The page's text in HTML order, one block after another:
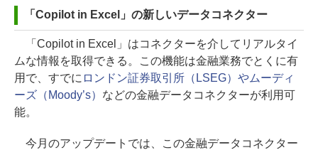
「Copilot in Excel」の新しいデータコネクター
「Copilot in Excel」はコネクターを介してリアルタイ
ムな情報を取得できる。この機能は金融業務でとくに有
用で、すでに ロンドン証券取引所（LSEG）やムーディ
ーズ（Moody’s） などの金融データコネクターが利用可
能。
今月のアップデートでは、この金融データコネクター